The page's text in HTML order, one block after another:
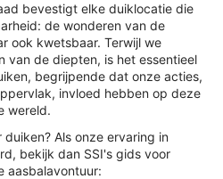
bevestigt elke duiklocatie die
de wonderen van de
ook kwetsbaar. Terwijl we
van de diepten, is het essentieel
begrijpende dat onze acties,
invloed hebben op deze
wereld.
Als onze ervaring in
bekijk dan SSI's gids voor
aasbalavontuur: